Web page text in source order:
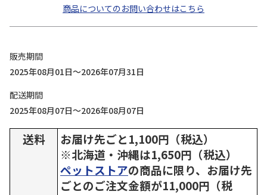
商品についてのお問い合わせはこちら
販売期間
2025年08月01日～2026年07月31日
配送期間
2025年08月07日～2026年08月07日
送料
お届け先ごと1,100円（税込）
※北海道・沖縄は1,650円（税込）
ペットストアの商品に限り、お届け先
ごとのご注文金額が11,000円（税